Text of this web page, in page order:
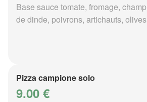
Base sauce tomate, fromage,
de dinde, poivrons, artichauts, olives
Pizza campione solo
9.00 €